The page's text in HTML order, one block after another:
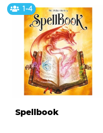
1-4
Spellbook